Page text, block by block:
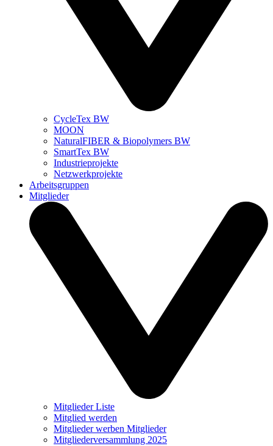
CycleTex BW
MOON
NaturalFIBER & Biopolymers BW
SmartTex BW
Industrieprojekte
Netzwerkprojekte
Arbeitsgruppen
Mitglieder
Mitglieder Liste
Mitglied werden
Mitglieder werben Mitglieder
Mitgliederversammlung 2025